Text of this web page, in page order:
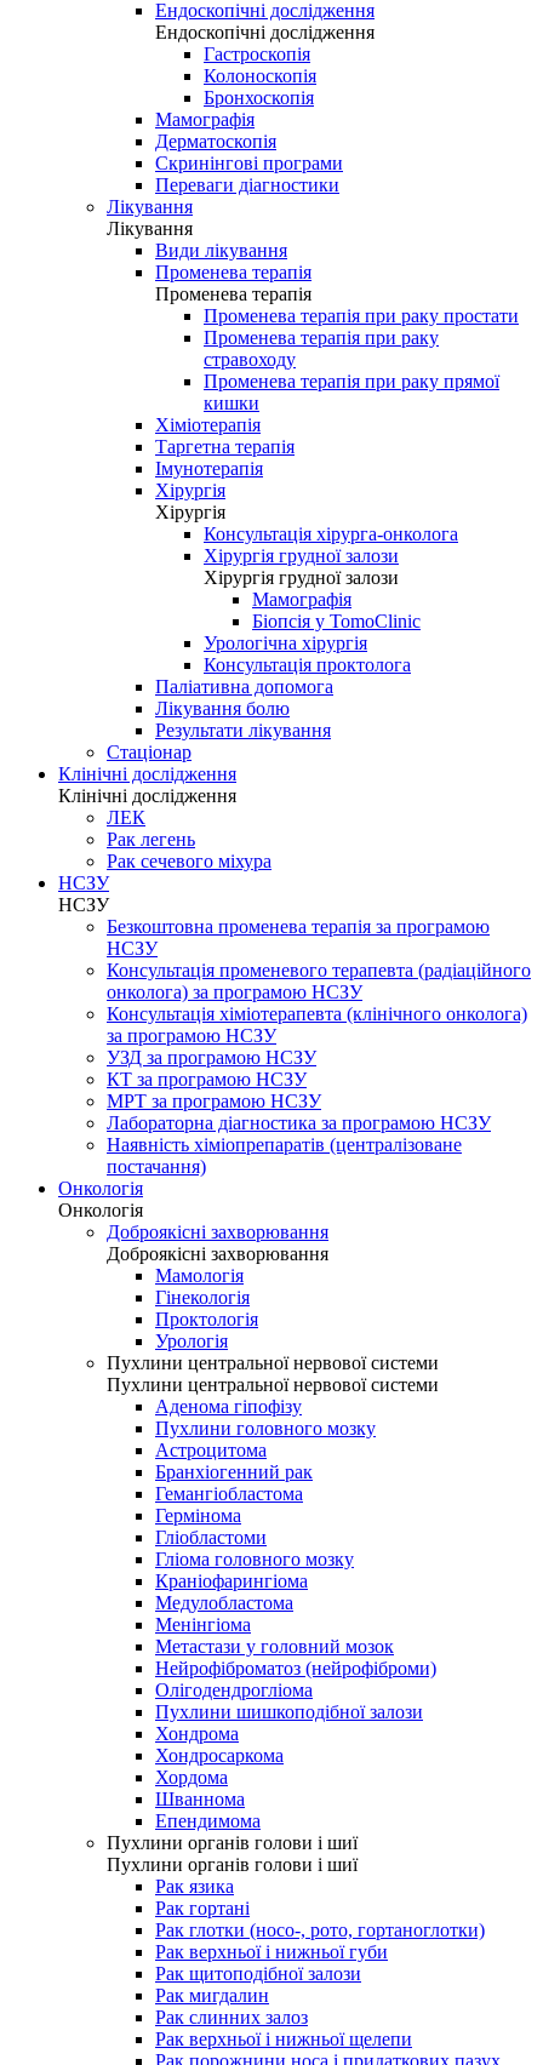
Ендоскопічні дослідження
Ендоскопічні дослідження
Гастроскопія
Колоноскопія
Бронхоскопія
Мамографія
Дерматоскопія
Скринінгові програми
Переваги діагностики
Лікування
Лікування
Види лікування
Променева терапія
Променева терапія
Променева терапія при раку простати
Променева терапія при раку
стравоходу
Променева терапія при раку прямої
кишки
Хіміотерапія
Таргетна терапія
Імунотерапія
Хірургія
Хірургія
Консультація хірурга-онколога
Хірургія грудної залози
Хірургія грудної залози
Мамографія
Біопсія у TomoClinic
Урологічна хірургія
Консультація проктолога
Паліативна допомога
Лікування болю
Результати лікування
Стаціонар
Клінічні дослідження
Клінічні дослідження
ЛЕК
Рак легень
Рак сечевого міхура
НСЗУ
НСЗУ
Безкоштовна променева терапія за програмою
НСЗУ
Консультація променевого терапевта (радіаційного
онколога) за програмою НСЗУ
Консультація хіміотерапевта (клінічного онколога)
за програмою НСЗУ
УЗД за програмою НСЗУ
КТ за програмою НСЗУ
МРТ за програмою НСЗУ
Лабораторна діагностика за програмою НСЗУ
Наявність хіміопрепаратів (централізоване
постачання)
Онкологія
Онкологія
Доброякісні захворювання
Доброякісні захворювання
Мамологія
Гінекологія
Проктологія
Урологія
Пухлини центральної нервової системи
Пухлини центральної нервової системи
Аденома гіпофізу
Пухлини головного мозку
Астроцитома
Бранхіогенний рак
Гемангіобластома
Гермінома
Гліобластоми
Гліома головного мозку
Краніофарингіома
Медулобластома
Менінгіома
Метастази у головний мозок
Нейрофіброматоз (нейрофіброми)
Олігодендрогліома
Пухлини шишкоподібної залози
Хондрома
Хондросаркома
Хордома
Шваннома
Епендимома
Пухлини органів голови і шиї
Пухлини органів голови і шиї
Рак язика
Рак гортані
Рак глотки (носо-, рото, гортаноглотки)
Рак верхньої і нижньої губи
Рак щитоподібної залози
Рак мигдалин
Рак слинних залоз
Рак верхньої і нижньої щелепи
Рак порожнини носа і придаткових пазух